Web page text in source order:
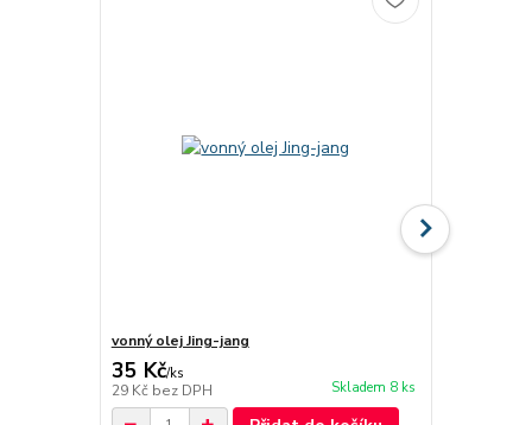
vonný olej Jing-jang
35 Kč/ks
29 Kč bez DPH Skladem 8 ks